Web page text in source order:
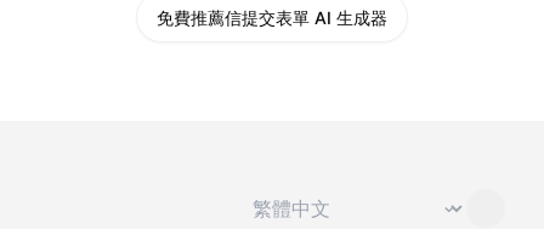
免費推薦信提交表單 AI 生成器
切換語言 ⌄